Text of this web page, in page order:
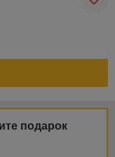
подарок